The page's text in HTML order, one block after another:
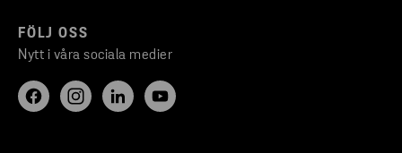
FÖLJ OSS
Nytt i våra sociala medier